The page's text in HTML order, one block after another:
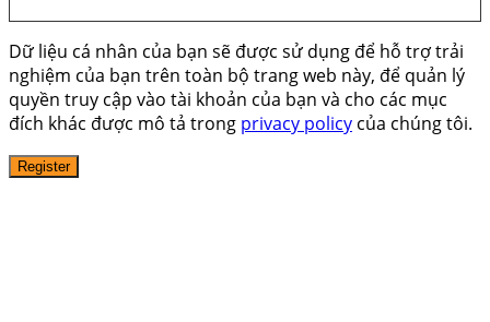
Dữ liệu cá nhân của bạn sẽ được sử dụng để hỗ trợ trải
nghiệm của bạn trên toàn bộ trang web này, để quản lý
quyền truy cập vào tài khoản của bạn và cho các mục
đích khác được mô tả trong privacy policy của chúng tôi.
Register